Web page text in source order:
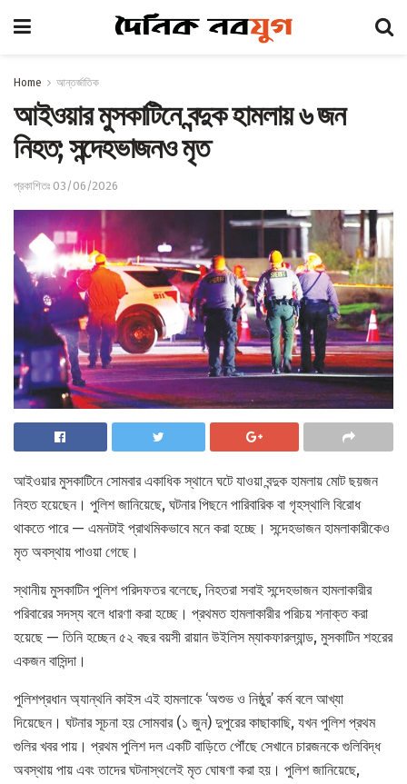
Home আন্তর্জাতিক
আইওয়ার মুসকাটিনে বন্দুক হামলায় ৬ জন
নিহত; সন্দেহভাজনও মৃত
প্রকাশিতঃ 03/06/2026
আইওয়ার মুসকাটিনে সোমবার একাধিক স্থানে ঘটে যাওয়া বন্দুক হামলায় মোট ছয়জন
নিহত হয়েছেন। পুলিশ জানিয়েছে, ঘটনার পিছনে পারিবারিক বা গৃহস্থালি বিরোধ
থাকতে পারে — এমনটাই প্রাথমিকভাবে মনে করা হচ্ছে। সন্দেহভাজন হামলাকারীকেও
মৃত অবস্থায় পাওয়া গেছে।
স্থানীয় মুসকাটিন পুলিশ পরিদফতর বলেছে, নিহতরা সবাই সন্দেহভাজন হামলাকারীর
পরিবারের সদস্য বলে ধারণা করা হচ্ছে। প্রথমত হামলাকারীর পরিচয় শনাক্ত করা
হয়েছে — তিনি হচ্ছেন ৫২ বছর বয়সী রায়ান উইলিস ম্যাকফারল্যান্ড, মুসকাটিন শহরের
একজন বাসিন্দা।
পুলিশপ্রধান অ্যান্থনি কাইস এই হামলাকে ‘অশুভ ও নিষ্ঠুর’ কর্ম বলে আখ্যা
দিয়েছেন। ঘটনার সূচনা হয় সোমবার (১ জুন) দুপুরের কাছাকাছি, যখন পুলিশ প্রথম
গুলির খবর পায়। প্রথম পুলিশ দল একটি বাড়িতে পৌঁছে সেখানে চারজনকে গুলিবিদ্ধ
অবস্থায় পায় এবং তাদের ঘটনাস্থলেই মৃত ঘোষণা করা হয়। পুলিশ জানিয়েছে,